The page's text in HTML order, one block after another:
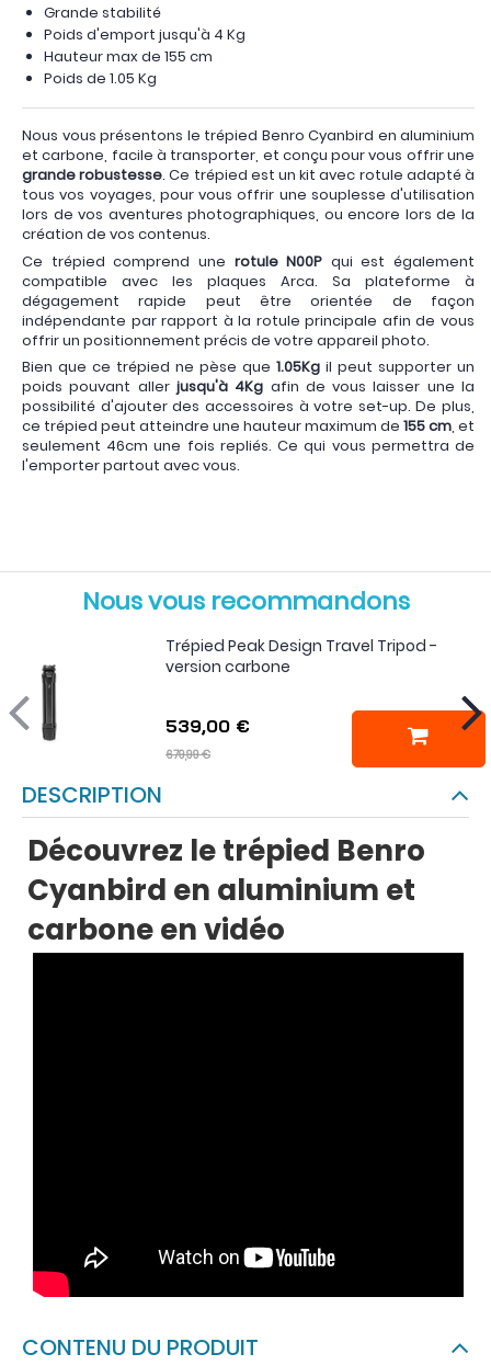
Grande stabilité
Poids d'emport jusqu'à 4 Kg
Hauteur max de 155 cm
Poids de 1.05 Kg
Nous vous présentons le trépied Benro Cyanbird en aluminium
et carbone, facile à transporter, et conçu pour vous offrir une
grande robustesse. Ce trépied est un kit avec rotule adapté à
tous vos voyages, pour vous offrir une souplesse d'utilisation
lors de vos aventures photographiques, ou encore lors de la
création de vos contenus.
Ce trépied comprend une rotule N00P qui est également
compatible avec les plaques Arca. Sa plateforme à
dégagement rapide peut être orientée de façon
indépendante par rapport à la rotule principale afin de vous
offrir un positionnement précis de votre appareil photo.
Bien que ce trépied ne pèse que 1.05Kg il peut supporter un
poids pouvant allerjusqu'à 4Kg afin de vous laisser une la
possibilité d'ajouter des accessoires à votre set-up. De plus,
ce trépied peut atteindre une hauteur maximum de 155 cm, et
seulement 46cm une fois repliés. Ce qui vous permettra de
l'emporter partout avec vous.
Nous vous recommandons
Trépied Peak Design Travel Tripod -
version carbone
539,00 €
679,99 €
DESCRIPTION
Découvrez le trépied Benro
Cyanbird en aluminium et
carbone en vidéo
CONTENU DU PRODUIT